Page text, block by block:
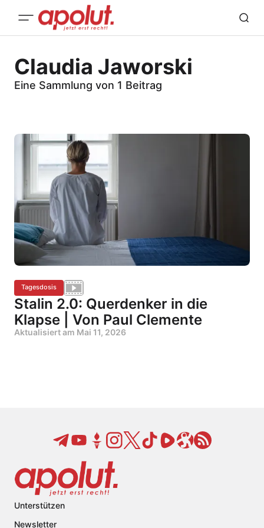
Claudia Jaworski
Eine Sammlung von 1 Beitrag
Tagesdosis
Stalin 2.0: Querdenker in die
Klapse | Von Paul Clemente
Aktualisiert am Mai 11, 2026
Unterstützen
Newsletter